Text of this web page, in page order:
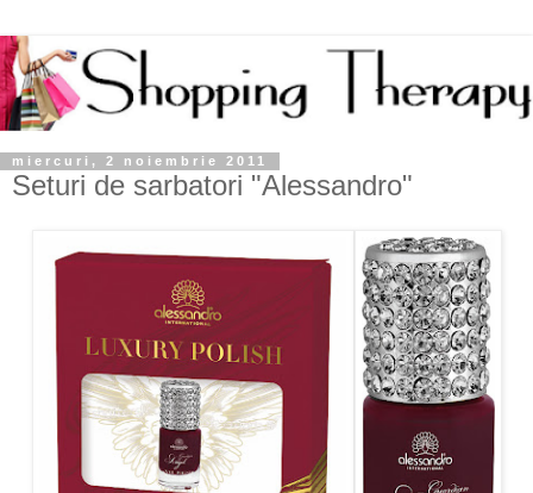
miercuri, 2 noiembrie 2011
Seturi de sarbatori "Alessandro"